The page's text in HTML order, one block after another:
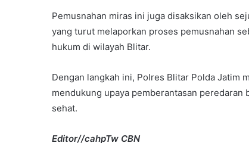
Pemusnahan miras ini juga disaksikan oleh
yang turut melaporkan proses pemusnahan
hukum di wilayah Blitar.
Dengan langkah ini, Polres Blitar Polda Jatim
mendukung upaya pemberantasan
sehat.
Editor//cahpTw CBN